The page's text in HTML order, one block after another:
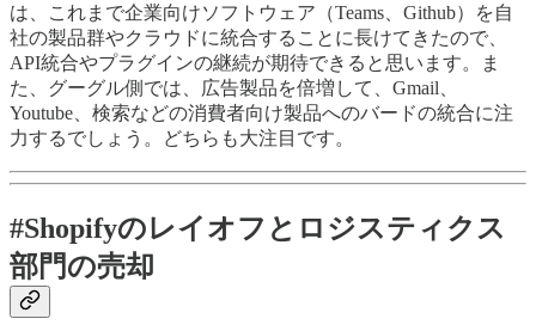
は、これまで企業向けソフトウェア（Teams、Github）を自
社の製品群やクラウドに統合することに長けてきたので、
API統合やプラグインの継続が期待できると思います。ま
た、グーグル側では、広告製品を倍増して、Gmail、
Youtube、検索などの消費者向け製品へのバードの統合に注
力するでしょう。どちらも大注目です。
#Shopifyのレイオフとロジスティクス
部門の売却